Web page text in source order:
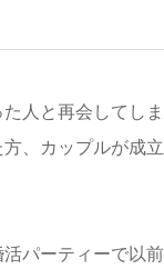
人と再会してし
、カップルが成
パーティーで以